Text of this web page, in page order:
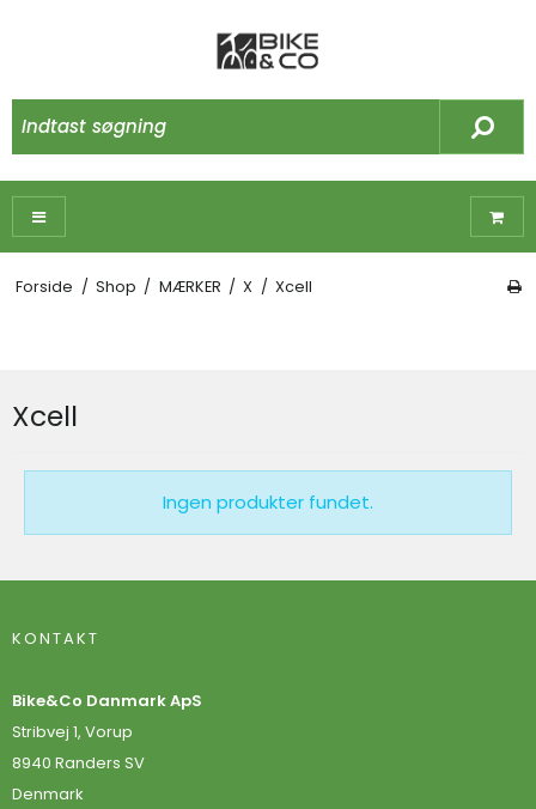
Forside / Shop / MÆRKER / X / Xcell
Xcell
Ingen produkter fundet.
KONTAKT
Bike&Co Danmark ApS
Stribvej 1, Vorup
8940 Randers SV
Denmark